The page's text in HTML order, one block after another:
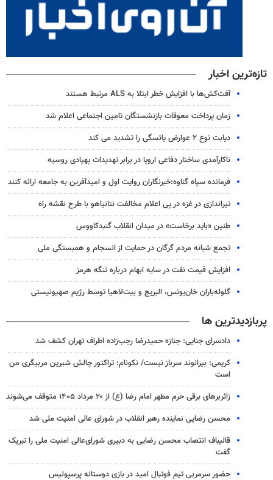
تازه‌ترین اخبار
آفت‌کش‌ها با افزایش خطر ابتلا به ALS مرتبط هستند
زمان پرداخت معوقات بازنشستگان تامین اجتماعی اعلام شد
دیابت نوع ۲ عوارض یائسگی را تشدید می کند
ناکارآمدی ساختار دفاعی اروپا در برابر تهدیدات پهپادی روسیه
فرمانده سپاه گناوه:خبرنگاران روایت اول و امیدآفرین به جامعه ارائه کنند
تیراندازی در غزه در پی اعلام مخالفت نتانیاهو با طرح نقشه راه
طنین «باید برخاست» در میدان انقلاب گنبدکاووس
تجمع شبانه مردم گرگان در حمایت از انسجام و همبستگی ملی
افزایش قیمت نفت در سایه ابهام درباره تنگه هرمز
گلوله‌باران خان‌یونس، البریج و بیت‌لاهیا توسط رژیم صهیونیستی
پربازدیدترین ها
دادسرای جنایی: جنازه حمیدرضا رجب‌زاده اطراف تهران کشف شد
کریمی: بیرانوند سرباز نیست/ نکونام: تراکتور چالش شیرین مربیگری من
است
زائربرهای برقی حرم مطهر امام رضا (ع) از ۲۰ مرداد ۱۴۰۵ متوقف می‌شوند
محسن رضایی نماینده رهبر انقلاب در شورای عالی امنیت ملی شد
قالیباف انتصاب محسن رضایی به دبیری شورای‌عالی امنیت ملی را تبریک
گفت
حضور سرمربی تیم فوتبال امید در بازی دوستانه پرسپولیس